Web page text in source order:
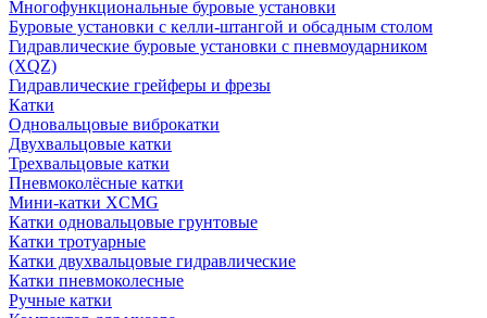
Многофункциональные буровые установки
Буровые установки с келли-штангой и обсадным столом
Гидравлические буровые установки с пневмоударником
(XQZ)
Гидравлические грейферы и фрезы
Катки
Одновальцовые виброкатки
Двухвальцовые катки
Трехвальцовые катки
Пневмоколёсные катки
Мини-катки XCMG
Катки одновальцовые грунтовые
Катки тротуарные
Катки двухвальцовые гидравлические
Катки пневмоколесные
Ручные катки